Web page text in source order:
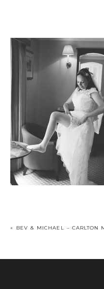
« BEV & MICHAEL – CARLTON